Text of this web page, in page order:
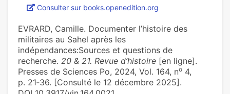
Consulter sur books.openedition.org
EVRARD, Camille. Documenter l’histoire des
militaires au Sahel après les
indépendances:Sources et questions de
recherche. 20 & 21. Revue d’histoire [en ligne].
Presses de Sciences Po, 2024, Vol. 164, no 4,
p. 21‑36. [Consulté le 12 décembre 2025].